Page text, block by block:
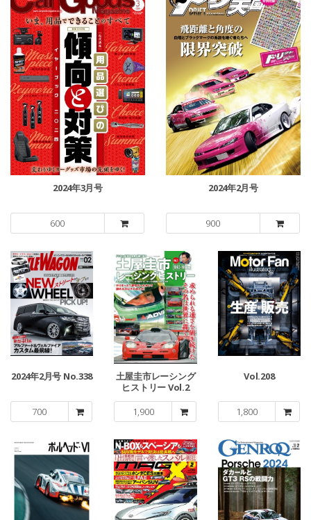
2024年3月号
600
2024年2月号
900
2024年2月号 No.338
700
土屋圭市レーシング
ヒストリー Vol.2
1,900
Vol.208
1,800